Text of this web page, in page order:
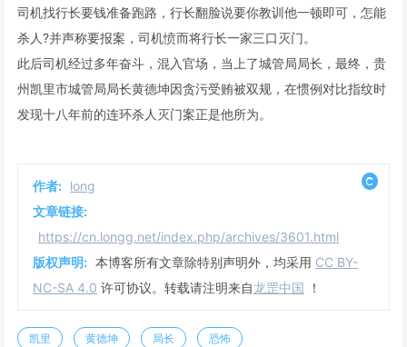
司机找行长要钱准备跑路，行长翻脸说要你教训他一顿即可，怎能
杀人?并声称要报案，司机愤而将行长一家三口灭门。
此后司机经过多年奋斗，混入官场，当上了城管局局长，最终，贵
州凯里市城管局局长黄德坤因贪污受贿被双规，在惯例对比指纹时
发现十八年前的连环杀人灭门案正是他所为。
作者: long
文章链接:
https://cn.longg.net/index.php/archives/3601.html
版权声明: 本博客所有文章除特别声明外，均采用 CC BY-
NC-SA 4.0 许可协议。转载请注明来自龙罡中国 ！
凯里 黄德坤 局长 恐怖